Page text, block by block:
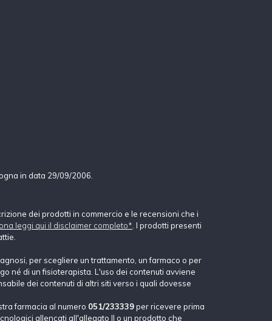
in data 29/09/2006.
dei prodotti in commercio e le recensioni che i
leggi qui il disclaimer completo*. I prodotti presenti
per scegliere un trattamento, un farmaco o per
né di un fisioterapista. L'uso dei contenuti avviene
dei contenuti di altri siti verso i quali dovesse
farmacia al numero 051/233339per ricevere prima
allencati all'allegato II o un prodotto che